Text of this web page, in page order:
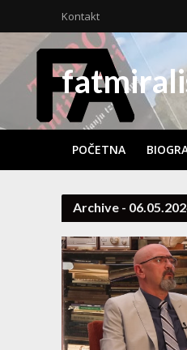
Kontakt
POČETNA
Archive -